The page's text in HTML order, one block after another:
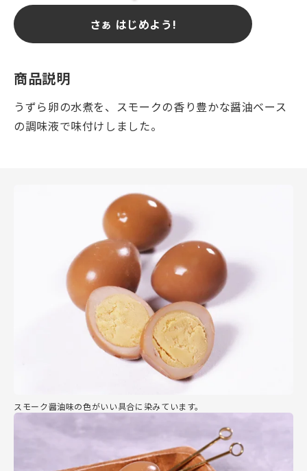
さぁ はじめよう!
商品説明
うずら卵の水煮を、スモークの香り豊かな醤油ベース
の調味液で味付けしました。
スモーク醤油味の色がいい具合に染みています。